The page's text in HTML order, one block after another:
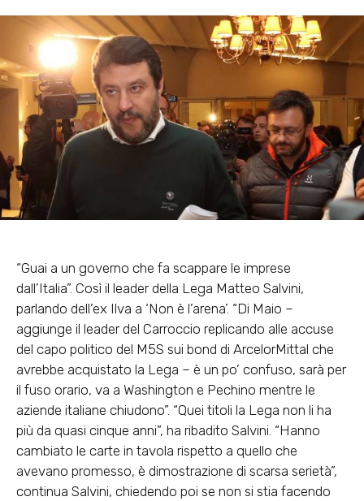
“Guai a un governo che fa scappare le imprese
dall’Italia”. Così il leader della Lega Matteo Salvini,
parlando dell’ex Ilva a ‘Non è l’arena’. “Di Maio –
aggiunge il leader del Carroccio replicando alle accuse
del capo politico del M5S sui bond di ArcelorMittal che
avrebbe acquistato la Lega – è un po’ confuso, sarà per
il fuso orario, va a Washington e Pechino mentre le
aziende italiane chiudono”. “Quei titoli la Lega non li ha
più da quasi cinque anni”, ha ribadito Salvini. “Hanno
cambiato le carte in tavola rispetto a quello che
avevano promesso, è dimostrazione di scarsa serietà”,
continua Salvini, chiedendo poi se non si stia facendo